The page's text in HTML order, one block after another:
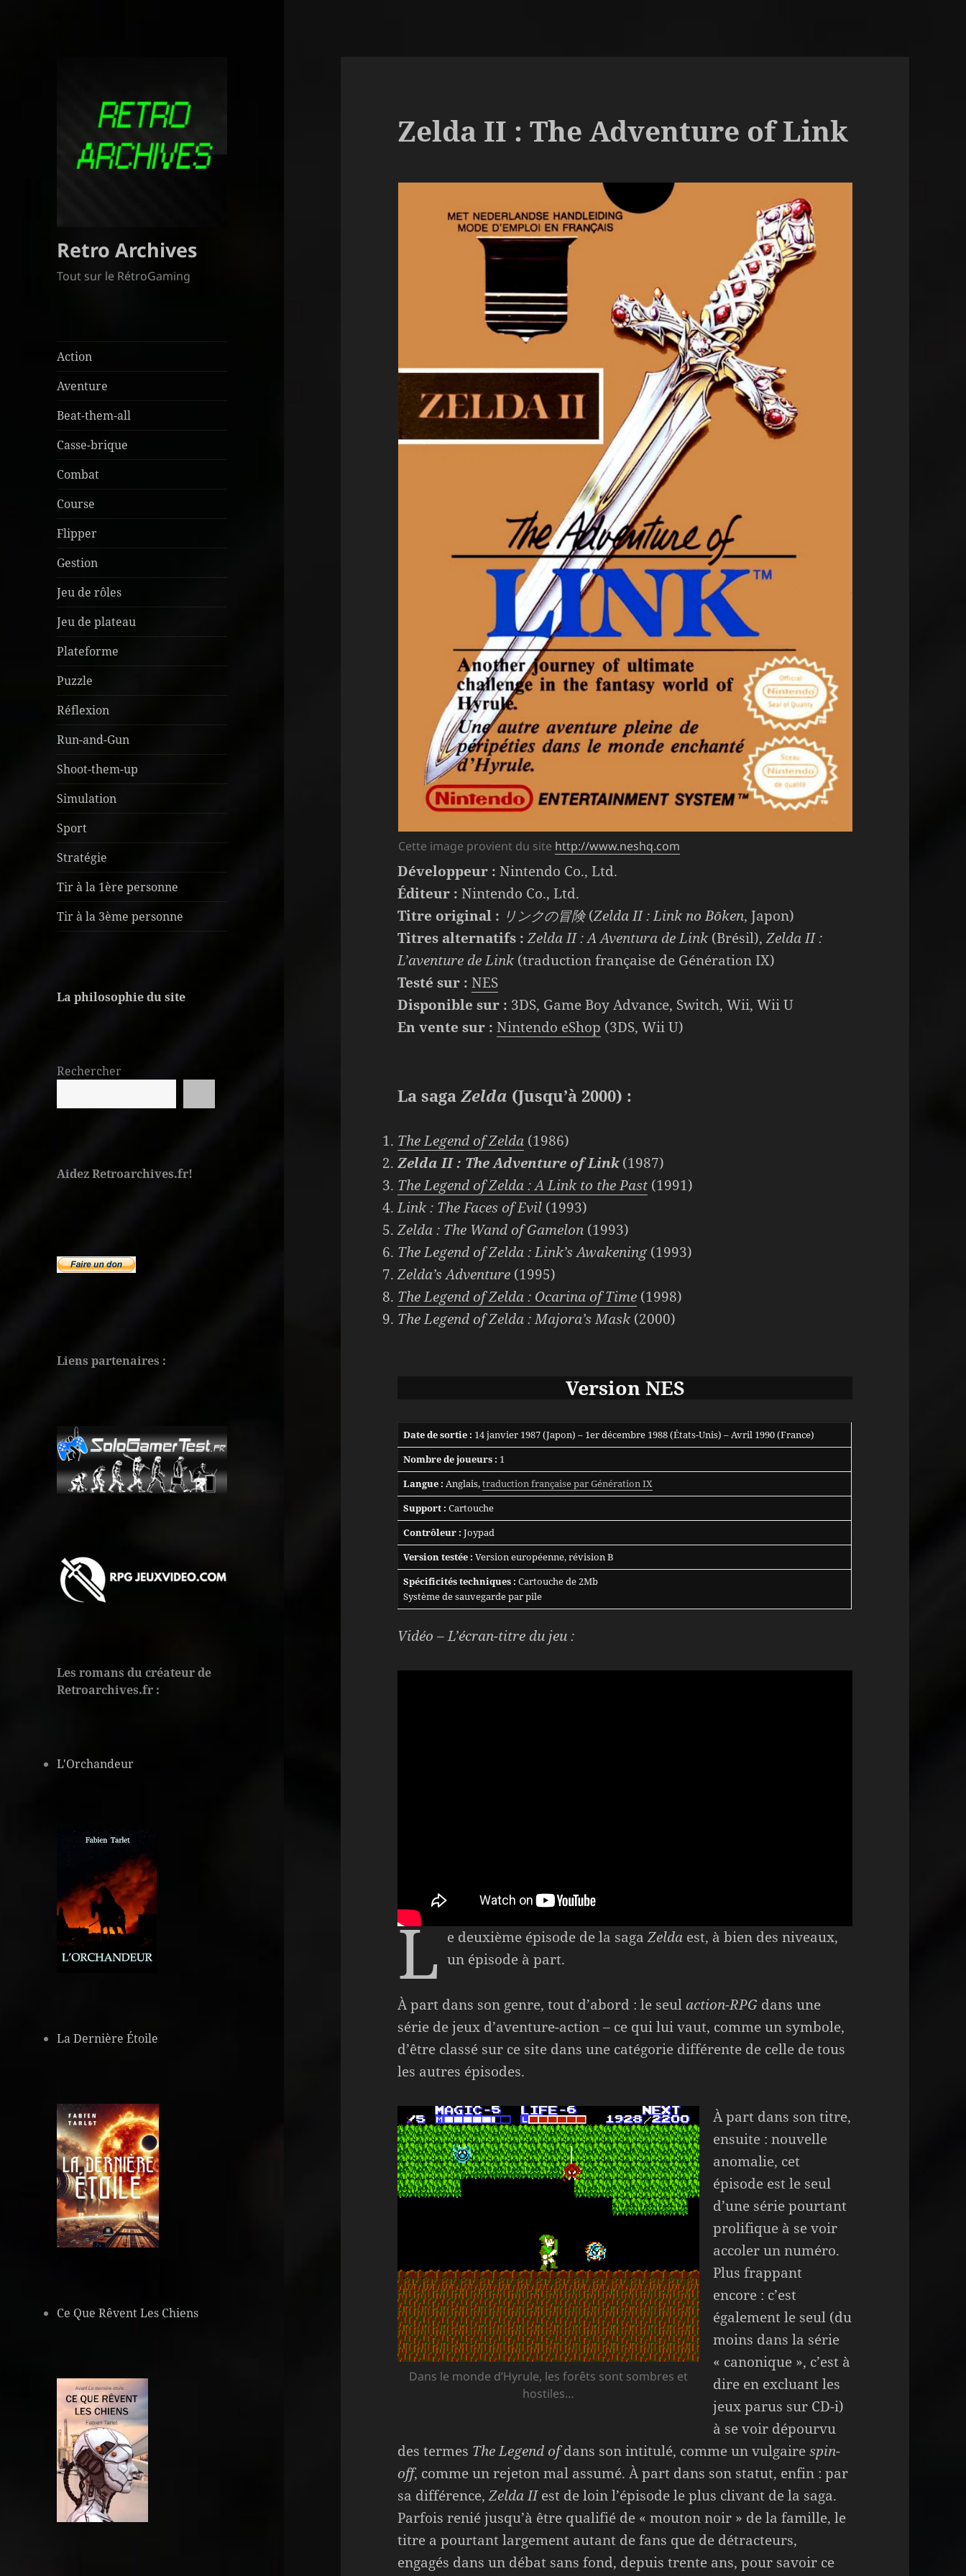
Retro Archives
Tout sur le RétroGaming
Action
Aventure
Beat-them-all
Casse-brique
Combat
Course
Flipper
Gestion
Jeu de rôles
Jeu de plateau
Plateforme
Puzzle
Réflexion
Run-and-Gun
Shoot-them-up
Simulation
Sport
Stratégie
Tir à la 1ère personne
Tir à la 3ème personne
La philosophie du site
Rechercher
Aidez Retroarchives.fr!
Liens partenaires :
Les romans du créateur de
Retroarchives.fr :
L'Orchandeur
La Dernière Étoile
Ce Que Rêvent Les Chiens
Zelda II : The Adventure of Link
Cette image provient du site http://www.neshq.com
Développeur : Nintendo Co., Ltd.
Éditeur : Nintendo Co., Ltd.
Titre original : リンクの冒険(Zelda II : Link no Bōken, Japon)
Titres alternatifs : Zelda II : A Aventura de Link(Brésil),Zelda II :
L’aventure de Link(traduction française de Génération IX)
Testé sur : NES
Disponible sur : 3DS, Game Boy Advance, Switch, Wii, Wii U
En vente sur : Nintendo eShop (3DS, Wii U)
La sagaZelda (Jusqu’à 2000) :
The Legend of Zelda (1986)
Zelda II : The Adventure of Link(1987)
The Legend of Zelda : A Link to the Past (1991)
Link : The Faces of Evil (1993)
Zelda : The Wand of Gamelon (1993)
The Legend of Zelda : Link’s Awakening(1993)
Zelda’s Adventure (1995)
The Legend of Zelda : Ocarina of Time (1998)
The Legend of Zelda : Majora’s Mask(2000)
Version NES
Date de sortie : 14 janvier 1987 (Japon) – 1er décembre 1988 (États-Unis) – Avril 1990 (France)
Nombre de joueurs : 1
Langue : Anglais,traduction française par Génération IX
Support : Cartouche
Contrôleur : Joypad
Version testée : Version européenne, révision B
Spécificités techniques : Cartouche de 2Mb
Système de sauvegarde par pile
Vidéo – L’écran-titre du jeu :
L e deuxième épisode de la sagaZeldaest, à bien des niveaux,
un épisode à part.
À part dans son genre, tout d’abord : le seulaction-RPG dans une
série de jeux d’aventure-action – ce qui lui vaut, comme un symbole,
d’être classé sur ce site dans une catégorie différente de celle de tous
les autres épisodes.
Dans le monde d’Hyrule, les forêts sont sombres et
hostiles…
À part dans son titre,
ensuite : nouvelle
anomalie, cet
épisode est le seul
d’une série pourtant
prolifique à se voir
accoler un numéro.
Plus frappant
encore : c’est
également le seul (du
moins dans la série
« canonique », c’est à
dire en excluant les
jeux parus sur CD-i)
à se voir dépourvu
des termes The Legend ofdans son intitulé, comme un vulgairespin-
off, comme un rejeton mal assumé. À part dans son statut, enfin : par
sa différence,Zelda IIest de loin l’épisode le plus clivant de la saga.
Parfois renié jusqu’à être qualifié de « mouton noir » de la famille, le
titre a pourtant largement autant de fans que de détracteurs,
engagés dans un débat sans fond, depuis trente ans, pour savoir ce